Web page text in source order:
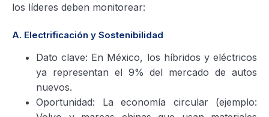
los líderes deben monitorear:
A. Electrificación y Sostenibilidad
Dato clave: En México, los híbridos y eléctricos
ya representan el 9% del mercado de autos
nuevos.
Oportunidad: La economía circular (ejemplo: